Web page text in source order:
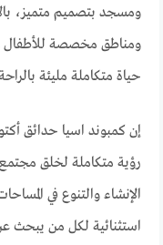
ومسجد بتصميم متميز،
ومناطق مخصصة للأطفال
حياة متكاملة مليئة
إن كمبوند اسيا حدائق
رؤية متكاملة لخلق
الإنشاء والتنوع في
استثنائية لكل من يبحث